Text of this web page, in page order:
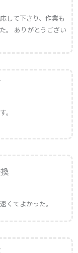
して下さり、作業も
。 ありがとうござい
。
くてよかった。